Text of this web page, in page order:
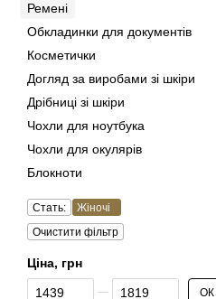
Ремені
Обкладинки для документів
Косметички
Догляд за виробами зі шкіри
Дрібниці зі шкіри
Чохли для ноутбука
Чохли для окулярів
Блокноти
Стать:
Жіночі
Очистити фільтр
Ціна, грн
Від Ціна, грн
До Ціна, грн ОК